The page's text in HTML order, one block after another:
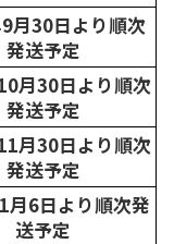
月30日より順次
発送予定
月30日より順次
発送予定
月30日より順次
発送予定
月6日より順次発
送予定